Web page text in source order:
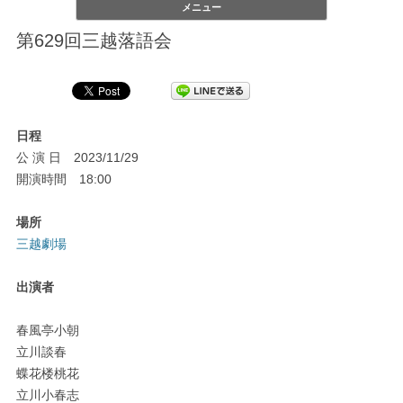
メニュー
第629回三越落語会
日程
公 演 日 2023/11/29
開演時間 18:00
場所
三越劇場
出演者
春風亭小朝
立川談春
蝶花楼桃花
立川小春志